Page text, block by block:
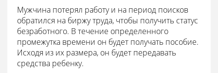
Мужчина потерял работу и на период поисков
обратился на биржу труда, чтобы получить статус
безработного. В течение определенного
промежутка времени он будет получать пособие.
Исходя из их размера, он будет передавать
средства ребенку.